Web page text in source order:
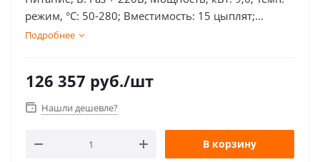
режим, °С: 50-280; Вместимость: 15 цыплят;
Конструкция: шампурный; Количество корзин/
Подробнее
126 357 руб./шт
Нашли дешевле?
В корзину